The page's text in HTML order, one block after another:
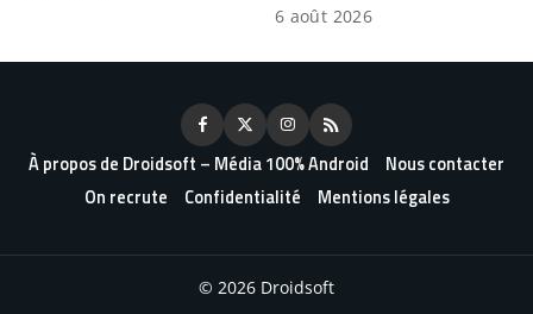
6 août 2026
À propos de Droidsoft – Média 100% Android
Nous contacter
On recrute
Confidentialité Mentions légales
© 2026 Droidsoft